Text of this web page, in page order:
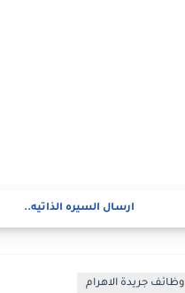
ارسال السيره الذاتيه..
وظائف جريدة الاهرام